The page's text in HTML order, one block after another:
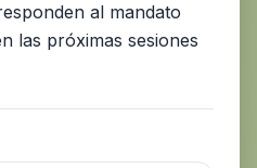
al mandato
las próximas sesiones